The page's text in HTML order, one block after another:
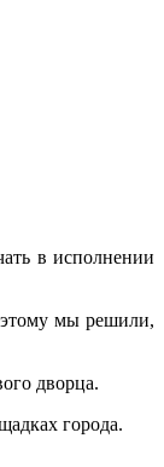
в исполнении
мы решили,
дворца.
города.